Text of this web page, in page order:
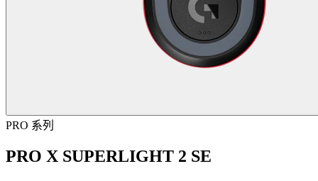
PRO 系列
PRO X SUPERLIGHT 2 SE